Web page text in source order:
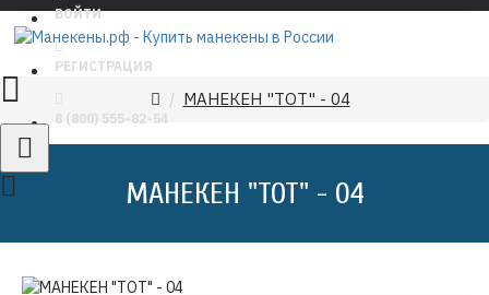
ВОЙТИ
РЕГИСТРАЦИЯ
8 (800) 555-82-54
МАНЕКЕН "ТОТ" - 04
МАНЕКЕН "ТОТ" - 04